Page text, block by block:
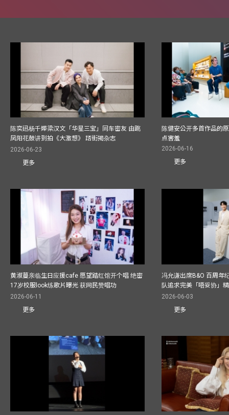
陈奕迅杨千嬅梁汉文「华星三宝」同车密友 由跳
凤阳花鼓讲到拍《大激想》 踎街揭杂志
2026-06-23
更多
陈健安公开多首作品的
点害羞
2026-06-16
更多
黄淑蔓亲临生日应援cafe 愿望踏红馆开个唱 绝密
17岁校服look练歌片曝光 获网民赞唱功
2026-06-11
更多
冯允谦出席B&O 百周年
队追求完美「唔妥协」
2026-06-03
更多